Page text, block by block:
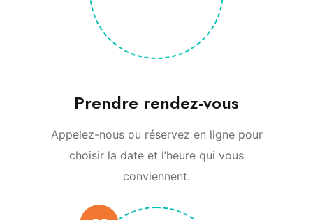
Prendre rendez-vous
Appelez-nous ou réservez en ligne pour
choisir la date et l’heure qui vous
conviennent.